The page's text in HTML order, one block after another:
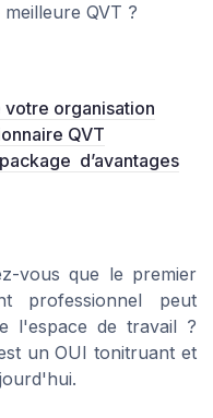
QVT ?
votre organisation
QVT
d’avantages
vous que le premier
professionnel peut
l'espace de travail ?
un OUI tonitruant et